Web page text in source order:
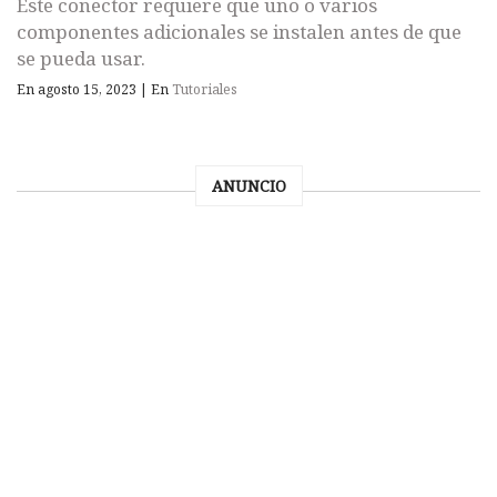
componentes adicionales se instalen antes de que
se pueda usar.
En agosto 15, 2023 | En Tutoriales
ANUNCIO